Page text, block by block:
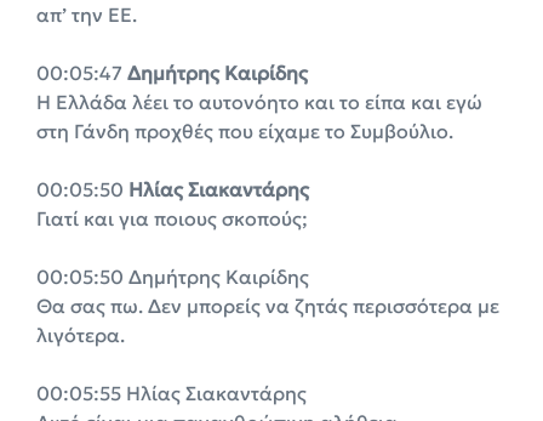
απ’ την ΕΕ.
00:05:47 Δημήτρης Καιρίδης
Η Ελλάδα λέει το αυτονόητο και το είπα και εγώ
στη Γάνδη προχθές που είχαμε το Συμβούλιο.
00:05:50 Ηλίας Σιακαντάρης
Γιατί και για ποιους σκοπούς;
00:05:50 Δημήτρης Καιρίδης
Θα σας πω. Δεν μπορείς να ζητάς περισσότερα με
λιγότερα.
00:05:55 Ηλίας Σιακαντάρης